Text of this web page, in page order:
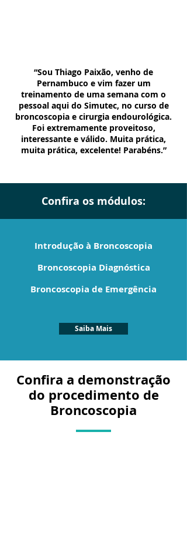
“Sou Thiago Paixão, venho de
Pernambuco e vim fazer um
treinamento de uma semana com o
pessoal aqui do Simutec, no curso de
broncoscopia e cirurgia endourológica.
Foi extremamente proveitoso,
interessante e válido. Muita prática,
muita prática, excelente! Parabéns.”
Confira os módulos:
Introdução à Broncoscopia
Broncoscopia Diagnóstica
Broncoscopia de Emergência
Saiba Mais
Confira a demonstração
do procedimento de
Broncoscopia